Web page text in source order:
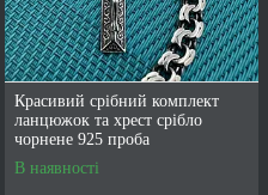
Красивий срібний комплект
ланцюжок та хрест срібло
чорнене 925 проба
В наявності